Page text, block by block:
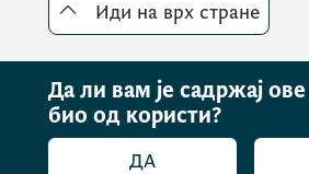
Иди на врх стране
Да ли вам је садржај
био од користи?
ДА